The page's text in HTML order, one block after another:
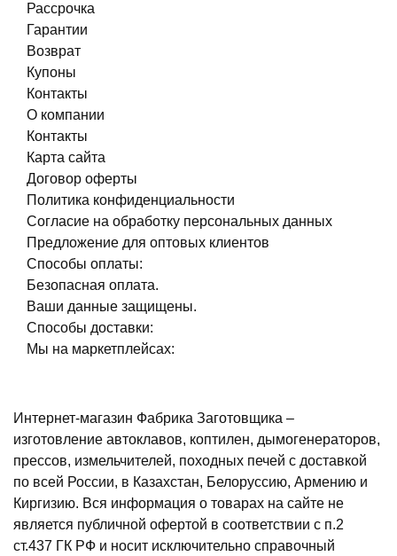
Рассрочка
Гарантии
Возврат
Купоны
Контакты
О компании
Контакты
Карта сайта
Договор оферты
Политика конфиденциальности
Согласие на обработку персональных данных
Предложение для оптовых клиентов
Способы оплаты:
Безопасная оплата.
Ваши данные защищены.
Способы доставки:
Мы на маркетплейсах:
Интернет-магазин Фабрика Заготовщика –
изготовление автоклавов, коптилен, дымогенераторов,
прессов, измельчителей, походных печей с доставкой
по всей России, в Казахстан, Белоруссию, Армению и
Киргизию. Вся информация о товарах на сайте не
является публичной офертой в соответствии с п.2
ст.437 ГК РФ и носит исключительно справочный